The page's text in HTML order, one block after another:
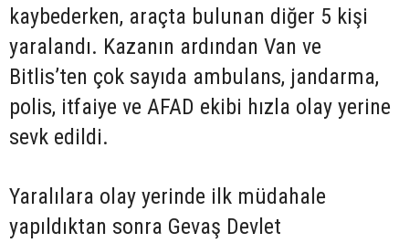
kaybederken, araçta bulunan diğer 5 kişi
yaralandı. Kazanın ardından Van ve
Bitlis’ten çok sayıda ambulans, jandarma,
polis, itfaiye ve AFAD ekibi hızla olay yerine
sevk edildi.
Yaralılara olay yerinde ilk müdahale
yapıldıktan sonra Gevaş Devlet